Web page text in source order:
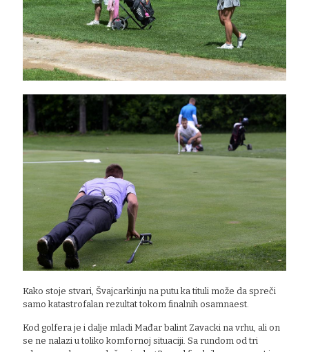
Kako stoje stvari, Švajcarkinju na putu ka tituli može da spreči
samo katastrofalan rezultat tokom finalnih osamnaest.
Kod golfera je i dalje mladi Mađar balint Zavacki na vrhu, ali on
se ne nalazi u toliko komfornoj situaciji. Sa rundom od tri